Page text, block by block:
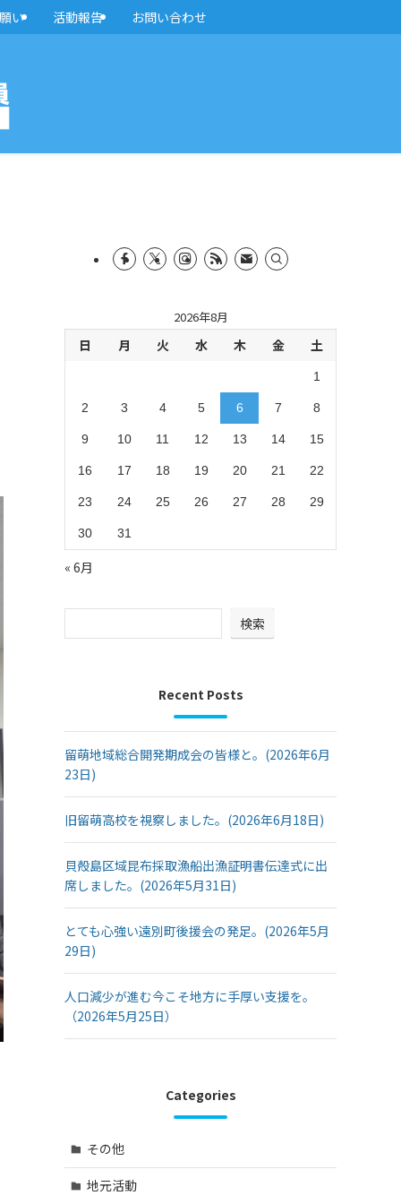
い 活動報告 お問い合わせ
2026年8月
日 月 火 水 木 金 土
1
2 3 4 5 6 7 8
9 10 11 12 13 14 15
16 17 18 19 20 21 22
23 24 25 26 27 28 29
30 31
« 6月
検索
Recent Posts
留萌地域総合開発期成会の皆様と。(2026年6月
23日)
旧留萌高校を視察しました。(2026年6月18日)
貝殻島区域昆布採取漁船出漁証明書伝達式に出
席しました。(2026年5月31日)
とても心強い遠別町後援会の発足。(2026年5月
29日)
人口減少が進む今こそ地方に手厚い支援を。
（2026年5月25日）
Categories
その他
地元活動